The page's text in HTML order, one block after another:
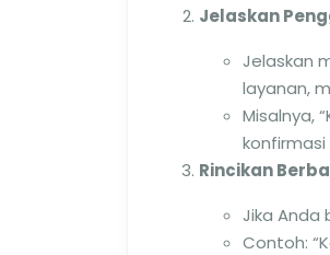
Jelaskan
Jelaskan
layanan,
Misalnya,
konfirmasi
Rincikan
Jika Anda
Contoh: